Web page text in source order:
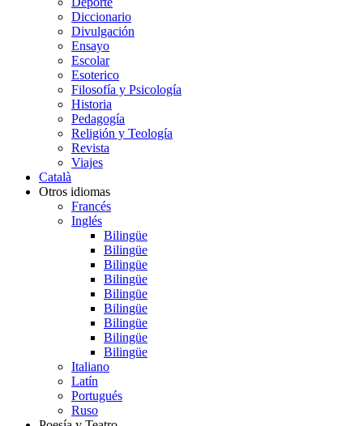
Diccionario
Divulgación
Ensayo
Escolar
Esoterico
Filosofía y Psicología
Historia
Pedagogía
Religión y Teología
Revista
Viajes
Català
Otros idiomas
Francés
Inglés
Bilingüe
Bilingüe
Bilingüe
Bilingüe
Bilingüe
Bilingüe
Bilingüe
Bilingüe
Bilingüe
Italiano
Latín
Portugués
Ruso